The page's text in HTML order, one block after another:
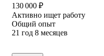
130 000 ₽
Активно ищет работу
Общий опыт
21 год 8 месяцев